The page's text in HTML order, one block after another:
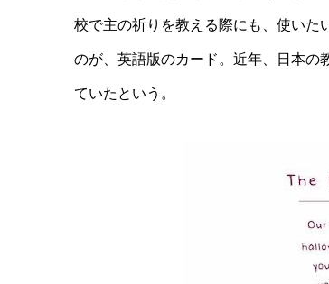
校で主の祈りを教える際にも、使いた
のが、英語版のカード。近年、日本の
ていたという。